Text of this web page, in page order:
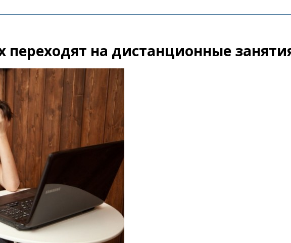
переходят на дистанционные